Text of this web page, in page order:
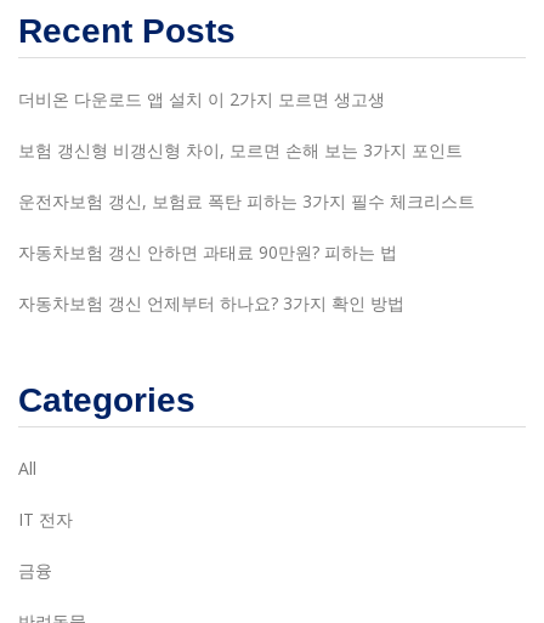
Recent Posts
더비온 다운로드 앱 설치 이 2가지 모르면 생고생
보험 갱신형 비갱신형 차이, 모르면 손해 보는 3가지 포인트
운전자보험 갱신, 보험료 폭탄 피하는 3가지 필수 체크리스트
자동차보험 갱신 안하면 과태료 90만원? 피하는 법
자동차보험 갱신 언제부터 하나요? 3가지 확인 방법
Categories
All
IT 전자
금융